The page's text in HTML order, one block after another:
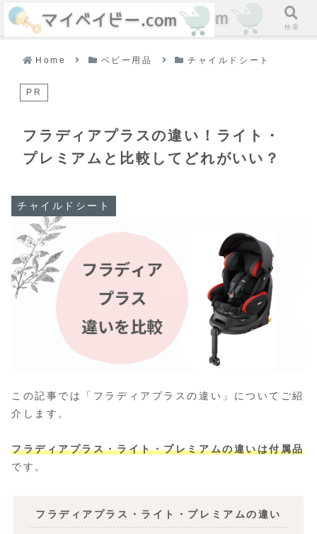
Home ベビー用品 チャイルドシート
PR
フラディアプラスの違い！ライト・
プレミアムと比較してどれがいい？
チャイルドシート
この記事では「フラディアプラスの違い」についてご紹
介します。
フラディアプラス・ライト・プレミアムの違いは付属品
です。
フラディアプラス・ライト・プレミアムの違い
ホーム 検索